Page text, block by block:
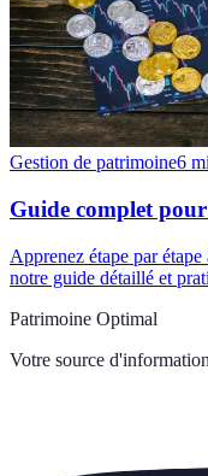
Gestion de patrimoine6
Guide complet
Apprenez étape par
notre guide détaillé et
Patrimoine Optimal
Votre source